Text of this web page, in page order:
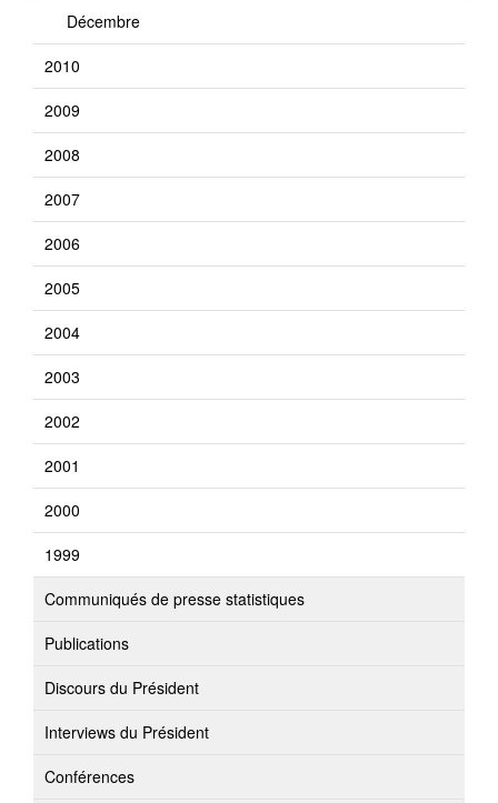
Décembre
2010
2009
2008
2007
2006
2005
2004
2003
2002
2001
2000
1999
Communiqués de presse statistiques
Publications
Discours du Président
Interviews du Président
Conférences